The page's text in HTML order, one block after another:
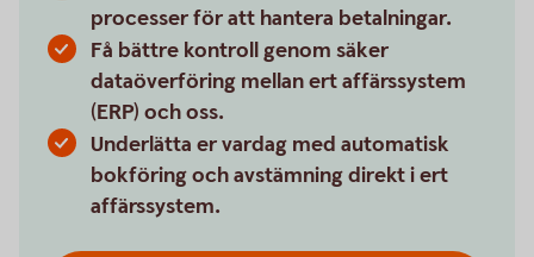
processer för att hantera betalningar.
Få bättre kontroll genom säker
dataöverföring mellan ert affärssystem
(ERP) och oss.
Underlätta er vardag med automatisk
bokföring och avstämning direkt i ert
affärssystem.